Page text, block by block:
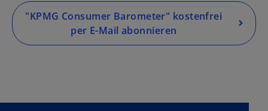
a
"KPMG Consumer Barometer" kostenfrei
per E-Mail abonnieren